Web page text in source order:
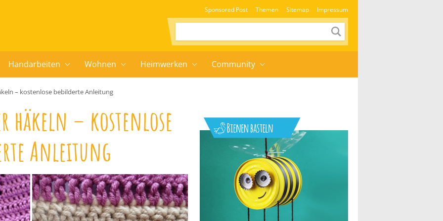
Sponsored Post Themen Sitemap Impressum
Handarbeiten Wohnen Heimwerken Community
– kostenlose bebilderte Anleitung
häkeln – kostenlose
Anleitung